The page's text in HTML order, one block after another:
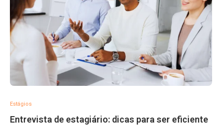
Estágios
Entrevista de estagiário: dicas para ser eficiente